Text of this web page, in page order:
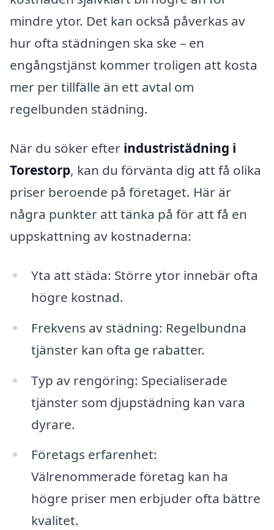
mindre ytor. Det kan också påverkas av
hur ofta städningen ska ske – en
engångstjänst kommer troligen att kosta
mer per tillfälle än ett avtal om
regelbunden städning.
När du söker efter industristädning i
Torestorp, kan du förvänta dig att få olika
priser beroende på företaget. Här är
några punkter att tänka på för att få en
uppskattning av kostnaderna:
Yta att städa: Större ytor innebär ofta
högre kostnad.
Frekvens av städning: Regelbundna
tjänster kan ofta ge rabatter.
Typ av rengöring: Specialiserade
tjänster som djupstädning kan vara
dyrare.
Företags erfarenhet:
Välrenommerade företag kan ha
högre priser men erbjuder ofta bättre
kvalitet.